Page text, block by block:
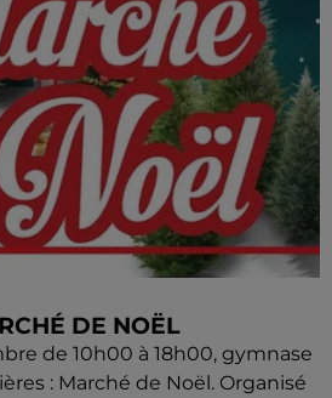
DE NOËL
de 10h00 à 18h00, gymnase
: Marché de Noël. Organisé